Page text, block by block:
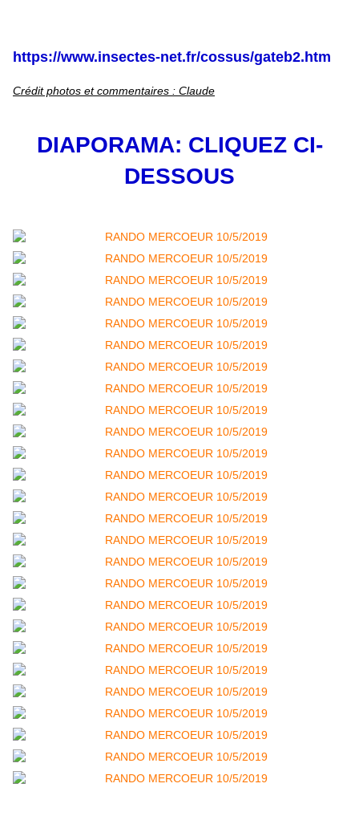
https://www.insectes-net.fr/cossus/gateb2.htm
Crédit photos et commentaires : Claude
DIAPORAMA: CLIQUEZ CI-
DESSOUS